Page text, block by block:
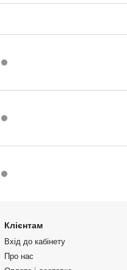
Клієнтам
Вхід до кабінету
Про нас